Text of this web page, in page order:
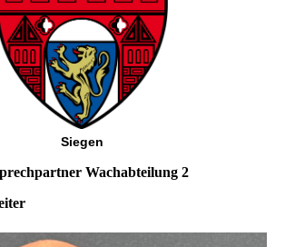
Siegen
Wachabteilung 2